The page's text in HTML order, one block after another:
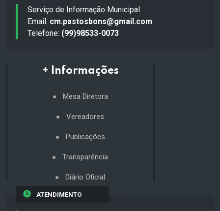
Serviço de Informação Municipal
Email: cm.pastosbons@gmail.com
Telefone: (99)98533-0073
+ Informações
Mesa Diretora
Vereadores
Publicações
Transparência
Diário Oficial
ATENDIMENTO